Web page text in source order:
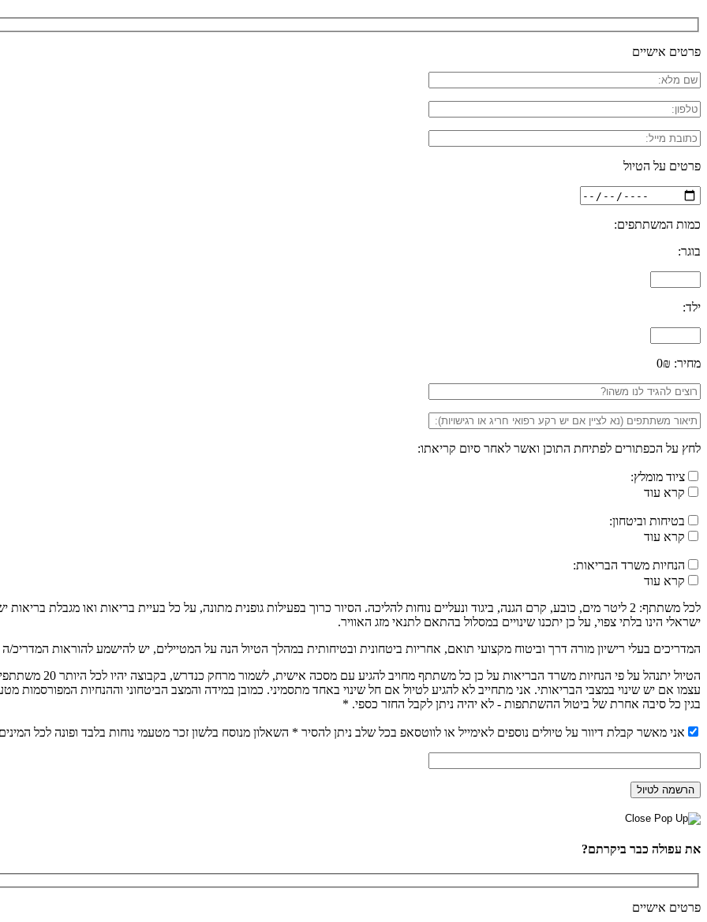
פרטים אישיים
פרטים על הטיול
כמות המשתתפים:
בוגר:
ילד:
מחיר: 0₪
לחץ על הכפתורים לפתיחת התוכן ואשר לאחר סיום קריאתו:
ציוד מומלץ:
קרא עוד
בטיחות וביטחון:
קרא עוד
הנחיות משרד הבריאות:
קרא עוד
לכל משתתף: 2 ליטר מים, כובע, קרם הגנה, ביגוד ונעליים נוחות להליכה. הסיור כרוך בפעילות גופנית מתונה, על כל בעיית בריאות ואו
ישראלי הינו בלתי צפוי, על כן יתכנו שינויים במסלול בהתאם לתנאי מזג האוויר.
המדריכים בעלי רישיון מורה דרך וביטוח מקצועי תואם, אחריות ביטחונית ובטיחותית במהלך הטיול הנה על המטיילים, יש להישמע להוראות המדריכ/ה
הטיול יתנהל על פי
עצמו אם יש שינוי במצבי הבריאותי. אני מתחייב לא להגיע לטיול אם חל שינוי באחד מתסמיני. כמובן במידה והמצב הביטחוני וההנחיות המפורסמות
בגין כל סיבה אחרת של ביטול ההשתתפות - לא יהיה ניתן לקבל החזר כספי. *
אני מאשר קבלת דיוור על טיולים נוספים לאימייל או לווטסאפ בכל שלב ניתן להסיר * השאלון מנוסח בלשון זכר מטעמי נוחות בלבד ופונה לכל
את עפולה כבר ביקרתם?
פרטים אישיים